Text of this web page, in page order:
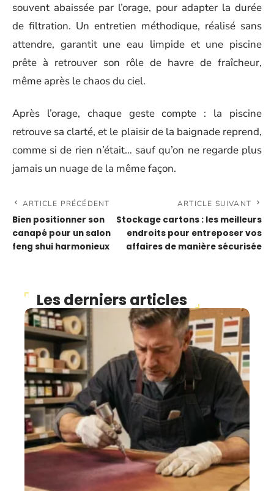
souvent abaissée par l’orage, pour adapter la durée
de filtration. Un entretien méthodique, réalisé sans
attendre, garantit une eau limpide et une piscine
prête à retrouver son rôle de havre de fraîcheur,
même après le chaos du ciel.
Après l’orage, chaque geste compte : la piscine
retrouve sa clarté, et le plaisir de la baignade reprend,
comme si de rien n’était… sauf qu’on ne regarde plus
jamais un nuage de la même façon.
ARTICLE PRÉCÉDENT
Bien positionner son
canapé pour un salon
feng shui harmonieux
ARTICLE SUIVANT
Stockage cartons : les meilleurs
endroits pour entreposer vos
affaires de manière sécurisée
Les derniers articles